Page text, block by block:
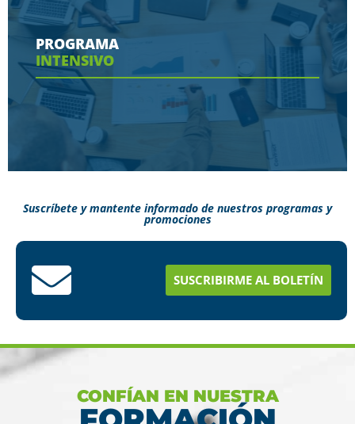
Conoce aquí las herramientas con las que
contaras en tu programa
Ver más
PROGRAMA
INTENSIVO
estudios en menos tiempo
Suscríbete y mantente informado de nuestros programas y
promociones
SUSCRIBIRME AL BOLETÍN
CONFÍAN EN NUESTRA